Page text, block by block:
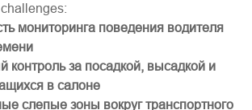
мониторинга поведения водителя
контроль за посадкой, высадкой и
в салоне
​слепые зоны​​ вокруг транспортного